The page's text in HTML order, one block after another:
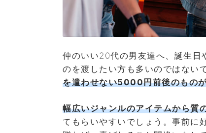
仲のいい20代の男友達へ、誕生日
のを渡したい方も多いのではない
を遣わせない5000円前後のもの
幅広いジャンルのアイテムから質
てもらいやすいでしょう。事前に